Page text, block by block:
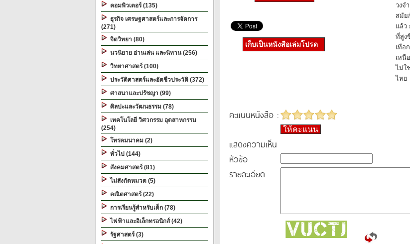
คอมพิวเตอร์ (135)
ธุรกิจ เศรษฐศาสตร์และการจัดการ
(271)
จิตวิทยา (80)
นวนิยาย อ่านเล่น และนิทาน (256)
วิทยาศาสตร์ (100)
ประวัติศาสตร์และอัตชีวประวัติ (372)
ศาสนาและปรัชญา (99)
ศิลปะและวัฒนธรรม (78)
เทคโนโลยี วิศวกรรม อุตสาหกรรม
(254)
โทรคมนาคม (2)
ทั่วไป (144)
สังคมศาสตร์ (81)
ไม่สังกัดหมวด (5)
คณิตศาสตร์ (22)
การเรียนรู้สำหรับเด็ก (78)
ไฟฟ้าและอิเล็กทรอนิกส์ (42)
รัฐศาสตร์ (3)
วงจ
สมัย
แล้ว
ที่สูง
เทือ
เหนื
ไม่ใ
ไทย
เก็บเป็นหนังสือเล่มโปรด
คะแนนหนังสือ :
ให้คะแนน
แสดงความเห็น
หัวข้อ
รายละเอียด